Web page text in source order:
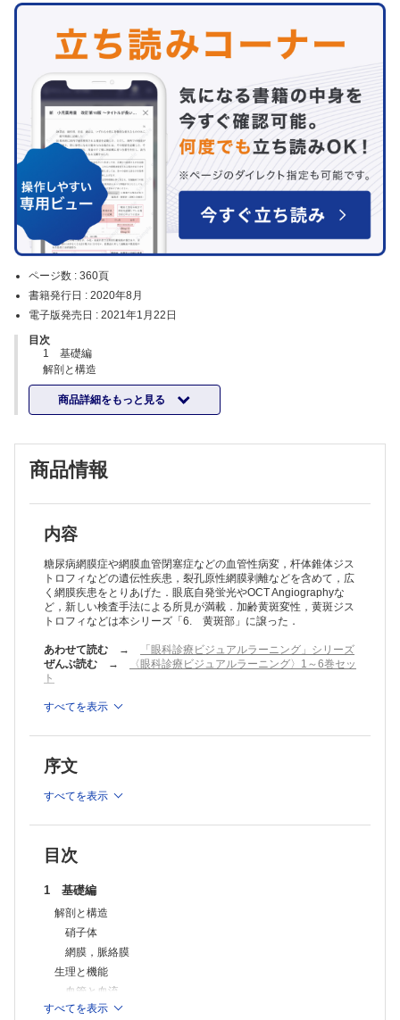
ページ数 : 360頁
書籍発行日 : 2020年8月
電子版発売日 : 2021年1月22日
目次
1 基礎編
解剖と構造
硝子体
網膜，脈絡膜
生理と機能
網膜神経線維層
網膜の電気生理
網膜光凝固
硝子体手術
2 診断編
網膜血管病変
糖尿病網膜症
網膜静脈閉塞症
網膜動脈閉塞症
高血圧網膜症
網膜細動脈瘤
網膜剥離
増殖硝子体網膜症
網膜色素変性
若年網膜分離症
錐体（杆体）ジストロフィ
白点状眼底
家族性滲出性硝子体網膜症（FEVR）
Coats病
未熟児網膜症
炎症性疾患
AZOOR complexと眼底白点症候群
腫瘍性疾患
癌関連網膜症，悪性黒色腫関連網膜症
網膜血管腫，脈絡膜血管腫
網膜芽細胞腫
転移性脈絡膜腫瘍
商品詳細をもっと見る
商品情報
内容
糖尿病網膜症や網膜血管閉塞症などの血管性病変，杆体錐体ジス
トロフィなどの遺伝性疾患，裂孔原性網膜剥離などを含めて，広
く網膜疾患をとりあげた．眼底自発蛍光やOCT Angiographyな
ど，新しい検査手法による所見が満載．加齢黄斑変性，黄斑ジス
トロフィなどは本シリーズ「6. 黄斑部」に譲った．
あわせて読む →
「眼科診療ビジュアルラーニング」シリーズ
ぜんぶ読む →
〈眼科診療ビジュアルラーニング〉1～6巻セッ
ト
※本製品はPCでの閲覧も可能です。
境で閲覧可能なPDF版をご覧いただけます。詳細はこちらでご確
推奨ブラウザ： Firefox 最新版 / Google Chrome 最新版 / Safari
最新版
すべてを表示
序文
すべてを表示
目次
1 基礎編
解剖と構造
硝子体
網膜，脈絡膜
生理と機能
血管と血流
血液網膜関門
すべてを表示